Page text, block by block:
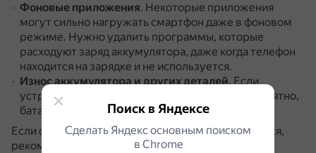
Фоновые приложения. Некоторые приложения
могут сильно нагружать смартфон даже в фоновом
режиме. Нужно удалить программы, которые
расходуют заряд аккумулятора, даже когда телефон
находится на зарядке и не используется.
Износ аккумулятора и других деталей.Если
устройством пользуются уже 2–3 года, то, вероятно,
батарея уже изношена и подлежит замене.
Если самостоятельно решить проблему не удаётся,
рекомендуется обратиться в сервисный центр.
Поиск в Яндексе
Сделать Яндекс основным поиском
в Сhrome